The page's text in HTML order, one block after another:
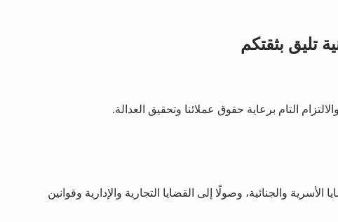
تليق بثقتكم
التام برعاية حقوق عملائنا وتحقيق العدالة.
التخصصات القانونية، بدءًا من القضايا الأسرية والجنائية، وصولًا إلى القضايا التجارية والإدارية وقوانين